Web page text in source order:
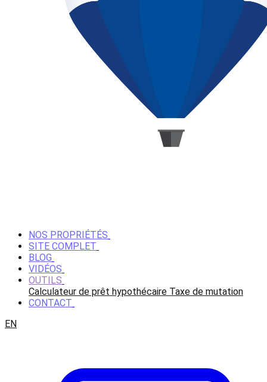
NOS PROPRIÉTÉS
SITE COMPLET
BLOG
VIDÉOS
OUTILS
Calculateur de prêt hypothécaire Taxe de mutation
CONTACT
EN